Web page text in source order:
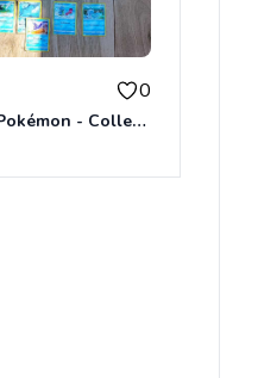
0
Carte Pokémon - Collection Eau